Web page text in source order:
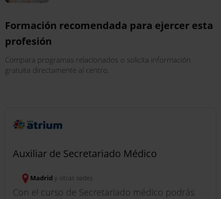
Formación recomendada para ejercer esta
profesión
Compara programas relacionados o solicita información
gratuita directamente al centro.
Auxiliar de Secretariado Médico
Madrid y otras sedes
Con el curso de Secretariado médico podrás